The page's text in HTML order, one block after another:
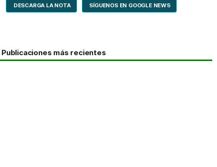
DESCARGA LA NOTA SÍGUENOS EN GOOGLE NEWS
Publicaciones más recientes